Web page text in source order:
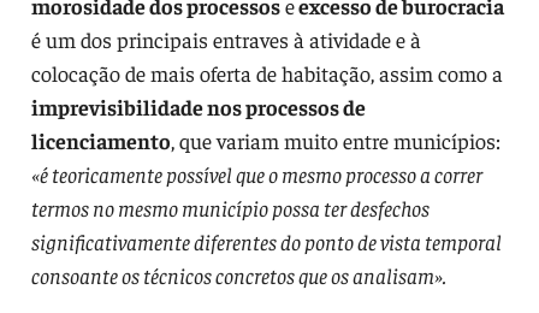
é um dos principais entraves à atividade e à
colocação de mais oferta de habitação, assim como a
imprevisibilidade nos processos de
licenciamento, que variam muito entre municípios:
«é teoricamente possível que o mesmo processo a correr
termos no mesmo município possa ter desfechos
significativamente diferentes do ponto de vista temporal
consoante os técnicos concretos que os analisam».